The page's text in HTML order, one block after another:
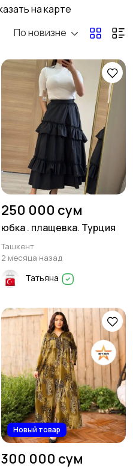
Головные уборы
Комбинезоны
Нижнее белье6
Пиджаки и костюмы
22
Свитеры и толстовки
Футболки и топы4
на карте
По новизне
250 000 сум
юбка . плащевка. Турция
Ташкент
2 месяца назад
Татьяна
Новый товар
300 000 сум